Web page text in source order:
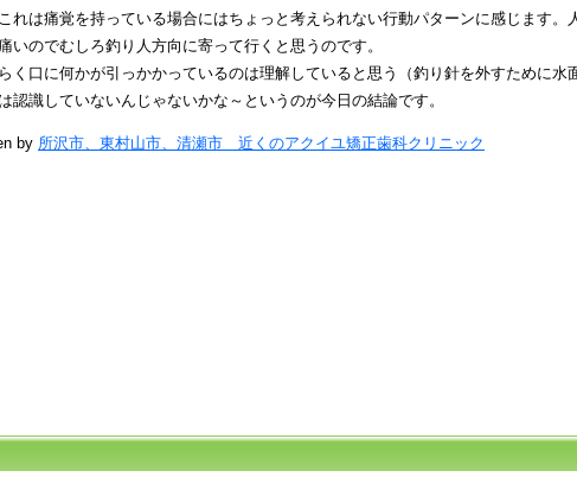
れは痛覚を持っている場合にはちょっと考えられない行動パターンに感じます
いのでむしろ釣り人方向に寄って行くと思うのです。
く口に何かが引っかかっているのは理解していると思う（釣り針を外すために水
認識していないんじゃないかな～というのが今日の結論です。
by 所沢市、東村山市、清瀬市 近くのアクイユ矯正歯科クリニック